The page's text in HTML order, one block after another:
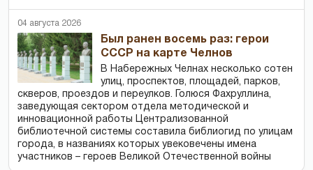
04 августа 2026
Был ранен восемь раз: герои
СССР на карте Челнов
В Набережных Челнах несколько сотен
улиц, проспектов, площадей, парков,
скверов, проездов и переулков. Голюся Фахруллина,
заведующая сектором отдела методической и
инновационной работы Централизованной
библиотечной системы составила библиогид по улицам
города, в названиях которых увековечены имена
участников – героев Великой Отечественной войны